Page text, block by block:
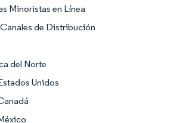
Minoristas en Línea
de Distribución
del Norte
Unidos